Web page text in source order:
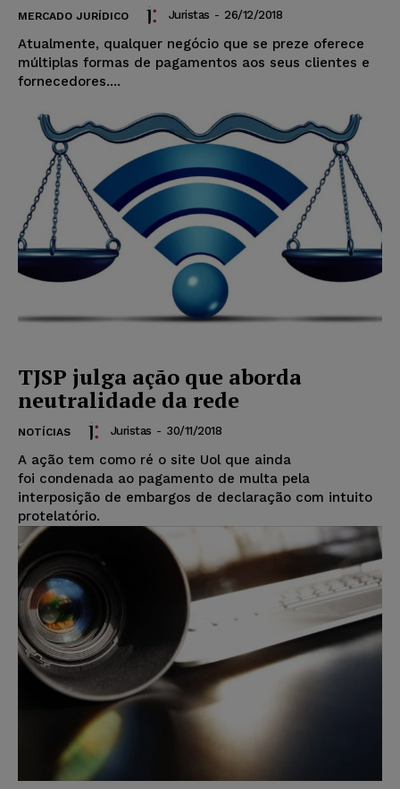
MERCADO JURÍDICO Juristas - 26/12/2018
Atualmente, qualquer negócio que se preze oferece
múltiplas formas de pagamentos aos seus clientes e
fornecedores....
TJSP julga ação que aborda
neutralidade da rede
NOTÍCIAS Juristas - 30/11/2018
A ação tem como ré o site Uol que ainda
foi condenada ao pagamento de multa pela
interposição de embargos de declaração com intuito
protelatório.